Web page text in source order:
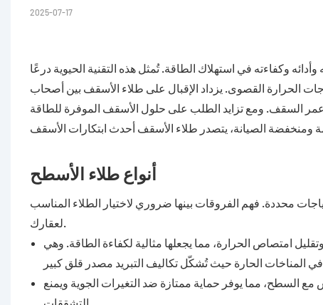
2025-07-17
وكفاءته في استهلاك الطاقة. تُمثل هذه التقنية الحيوية درعًا
الحرارة القصوى. يزداد الإقبال على طلاء الأسقف بين أصحاب
السقف. ومع تزايد الطلب على حلول الأسقف الموفرة للطاقة
أنواع طلاء الأسطح
محددة. فهم الفروقات بينها ضروري لاختيار الطلاء المناسب
امتصاص الحرارة، مما يجعلها مثالية لكفاءة الطاقة. وهي
مع السطح، مما يوفر حماية ممتازة ضد التغيرات الجوية ويمنع